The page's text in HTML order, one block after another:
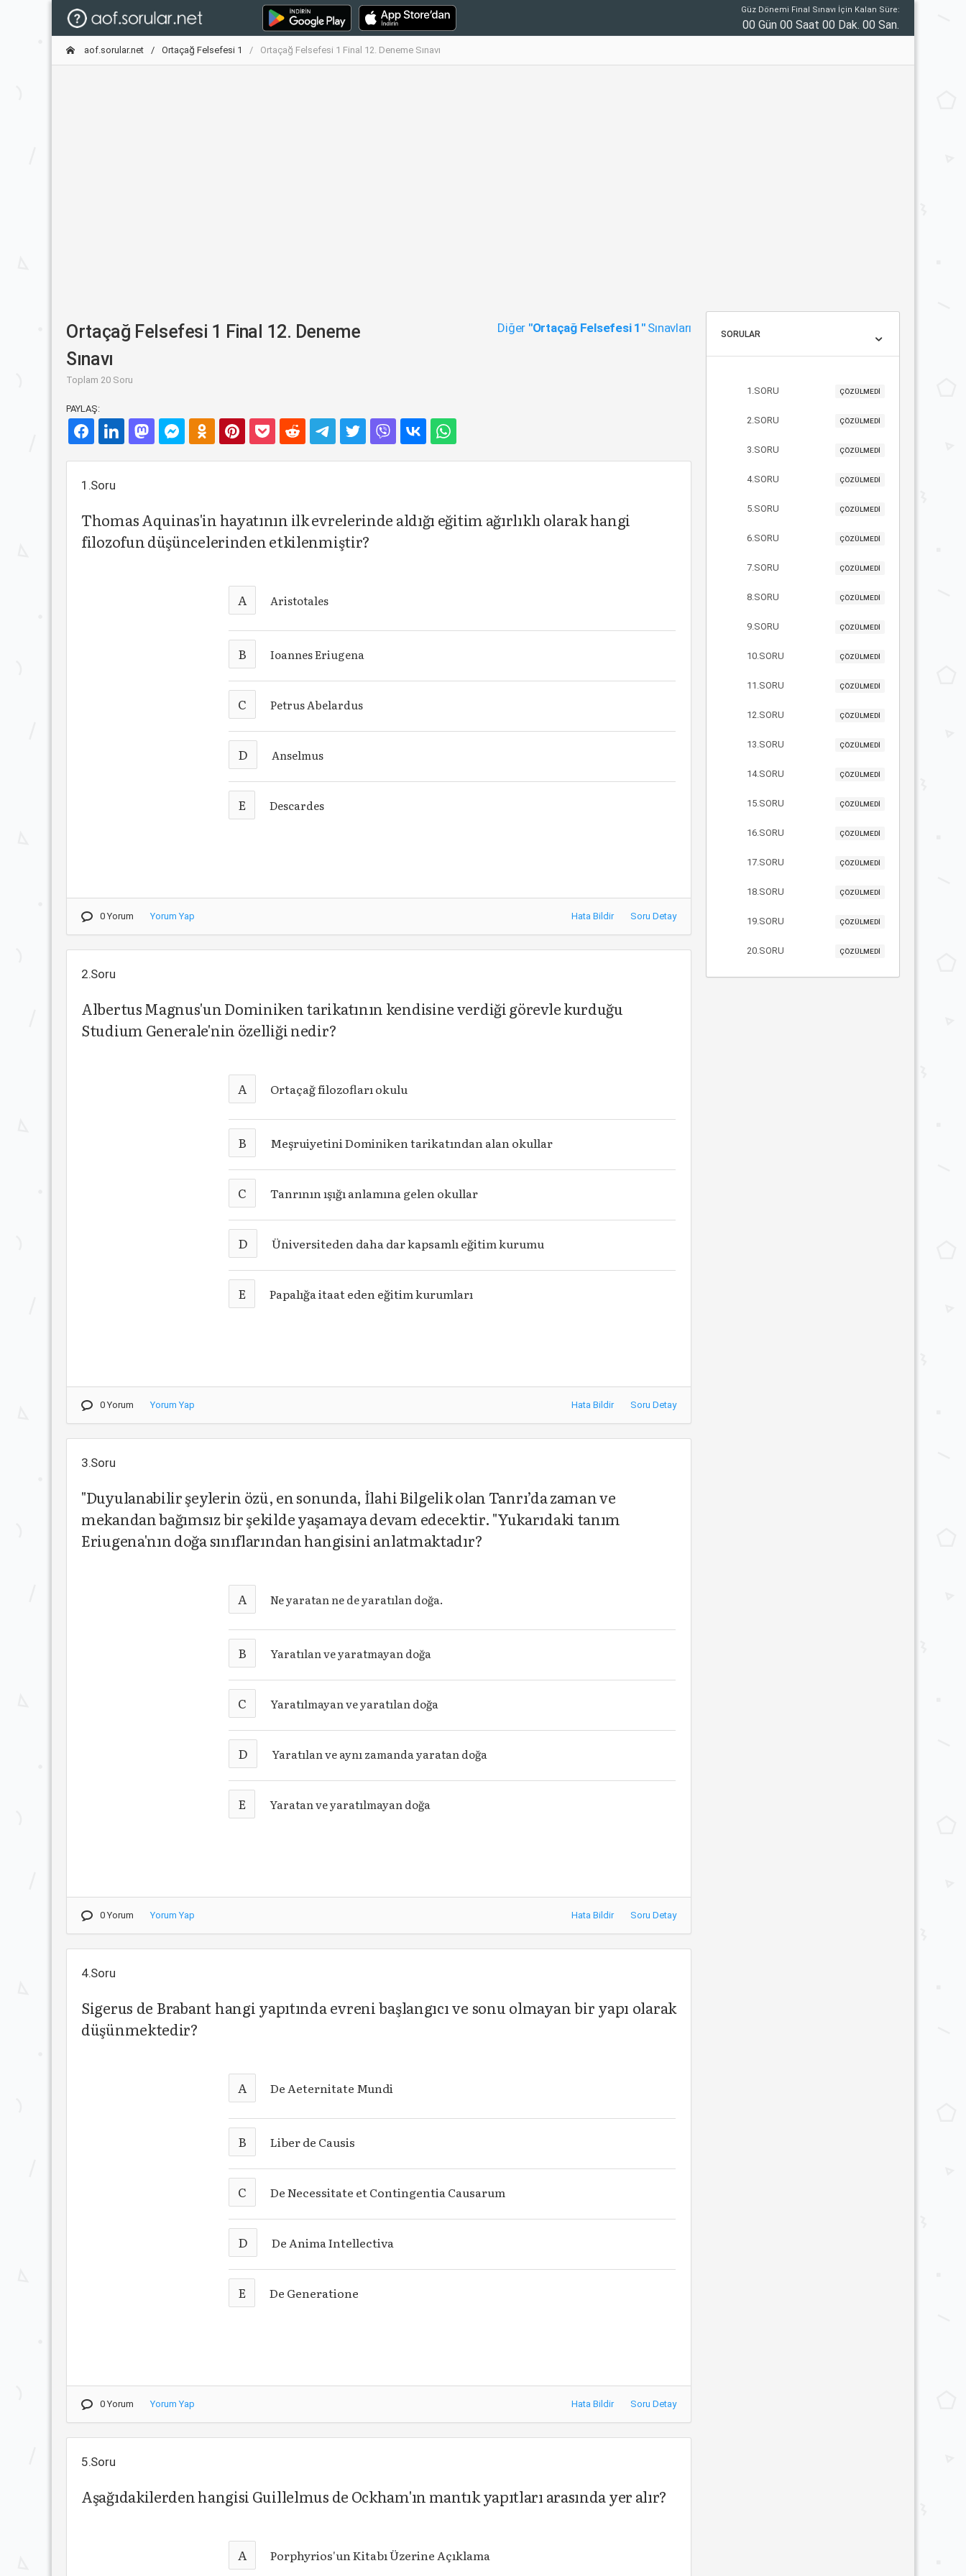
Güz Dönemi Final Sınavı İçin Kalan Süre:
00 Gün 00 Saat 00 Dak. 00 San.
aof.sorular.net Ortaçağ Felsefesi 1 Ortaçağ Felsefesi 1 Final 12. Deneme Sınavı
Ortaçağ Felsefesi 1 Final 12. Deneme
Sınavı
Toplam 20 Soru
Diğer "Ortaçağ Felsefesi 1"Sınavları
PAYLAŞ:
1.Soru
Thomas Aquinas'in hayatının ilk evrelerinde aldığı eğitim ağırlıklı olarak hangi
filozofun düşüncelerinden etkilenmiştir?
A Aristotales
B Ioannes Eriugena
C Petrus Abelardus
D Anselmus
E Descardes
0 Yorum Yorum Yap Hata Bildir Soru Detay
2.Soru
Albertus Magnus'un Dominiken tarikatının kendisine verdiği görevle kurduğu
Studium Generale'nin özelliği nedir?
A Ortaçağ filozofları okulu
B Meşruiyetini Dominiken tarikatından alan okullar
C Tanrının ışığı anlamına gelen okullar
D Üniversiteden daha dar kapsamlı eğitim kurumu
E Papalığa itaat eden eğitim kurumları
0 Yorum Yorum Yap Hata Bildir Soru Detay
3.Soru
"Duyulanabilir şeylerin özü, en sonunda, İlahi Bilgelik olan Tanrı’da zaman ve
mekandan bağımsız bir şekilde yaşamaya devam edecektir. "Yukarıdaki tanım
Eriugena'nın doğa sınıflarından hangisini anlatmaktadır?
A Ne yaratan ne de yaratılan doğa.
B Yaratılan ve yaratmayan doğa
C Yaratılmayan ve yaratılan doğa
D Yaratılan ve aynı zamanda yaratan doğa
E Yaratan ve yaratılmayan doğa
0 Yorum Yorum Yap Hata Bildir Soru Detay
4.Soru
Sigerus de Brabant hangi yapıtında evreni başlangıcı ve sonu olmayan bir yapı olarak
düşünmektedir?
A De Aeternitate Mundi
B Liber de Causis
C De Necessitate et Contingentia Causarum
D De Anima Intellectiva
E De Generatione
0 Yorum Yorum Yap Hata Bildir Soru Detay
5.Soru
Aşağıdakilerden hangisi Guillelmus de Ockham'ın mantık yapıtları arasında yer alır?
A Porphyrios'un Kitabı Üzerine Açıklama
SORULAR
1.SORU ÇÖZÜLMEDİ
2.SORU ÇÖZÜLMEDİ
3.SORU ÇÖZÜLMEDİ
4.SORU ÇÖZÜLMEDİ
5.SORU ÇÖZÜLMEDİ
6.SORU ÇÖZÜLMEDİ
7.SORU ÇÖZÜLMEDİ
8.SORU ÇÖZÜLMEDİ
9.SORU ÇÖZÜLMEDİ
10.SORU ÇÖZÜLMEDİ
11.SORU ÇÖZÜLMEDİ
12.SORU ÇÖZÜLMEDİ
13.SORU ÇÖZÜLMEDİ
14.SORU ÇÖZÜLMEDİ
15.SORU ÇÖZÜLMEDİ
16.SORU ÇÖZÜLMEDİ
17.SORU ÇÖZÜLMEDİ
18.SORU ÇÖZÜLMEDİ
19.SORU ÇÖZÜLMEDİ
20.SORU ÇÖZÜLMEDİ